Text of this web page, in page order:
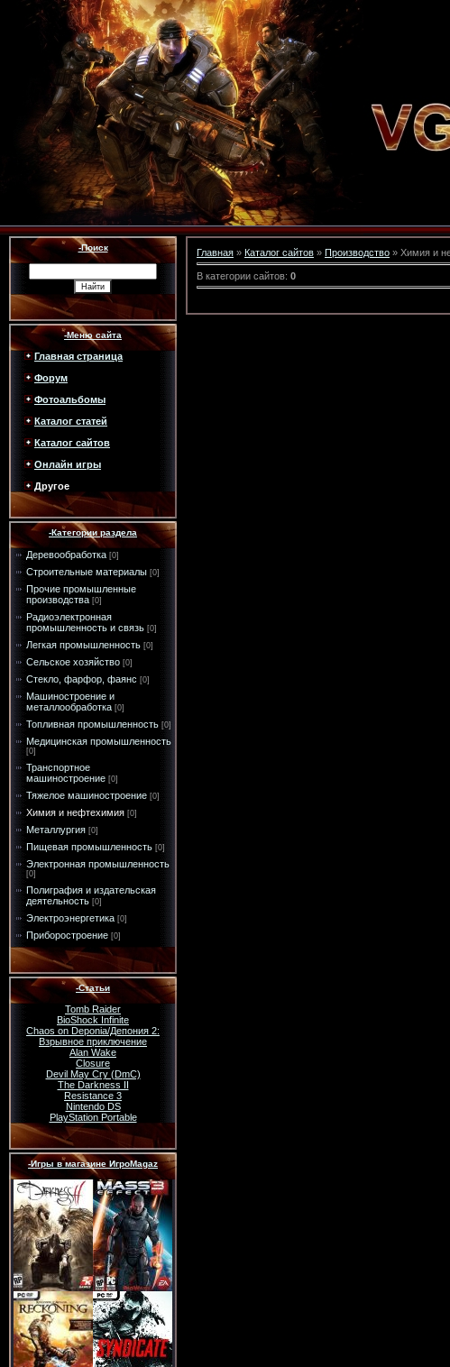
-Поиск
-Меню сайта
Главная страница
Форум
Фотоальбомы
Каталог статей
Каталог сайтов
Онлайн игры
Другое
-Категории раздела
Деревообработка [0]
Строительные материалы [0]
Прочие промышленные
производства [0]
Радиоэлектронная
промышленность и связь [0]
Легкая промышленность [0]
Сельское хозяйство [0]
Стекло, фарфор, фаянс [0]
Машиностроение и
металлообработка [0]
Топливная промышленность [0]
Медицинская промышленность
[0]
Транспортное
машиностроение [0]
Тяжелое машиностроение [0]
Химия и нефтехимия [0]
Металлургия [0]
Пищевая промышленность [0]
Электронная промышленность
[0]
Полиграфия и издательская
деятельность [0]
Электроэнергетика [0]
Приборостроение [0]
-Статьи
Tomb Raider
BioShock Infinite
Chaos on Deponia/Депония 2:
Взрывное приключение
Alan Wake
Closure
Devil May Cry (DmC)
The Darkness II
Resistance 3
Nintendo DS
PlayStation Portable
-Игры в магазине ИгроMagaz
Главная » Каталог сайтов » Производство » Химия и
В категории сайтов: 0